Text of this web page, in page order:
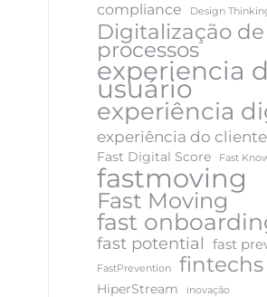
compliance Design
Digitalização de
processos
experiencia
usuário
experiência
experiência do cliente
Fast Digital Score Fast
fastmoving
Fast Moving
fast
fast potential fast
FastPrevention fintechs
HiperStream inovação